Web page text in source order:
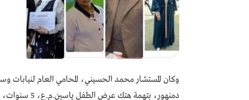
وكان المستشار محمد الحسيني، المحامي العام لنيابات